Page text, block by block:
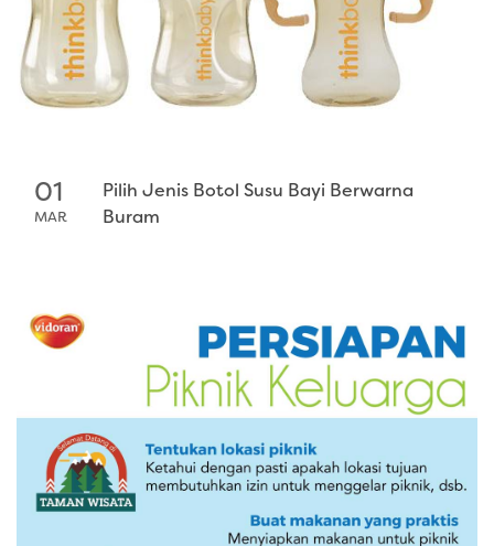
01
MAR
Pilih Jenis Botol Susu Bayi Berwarna
Buram